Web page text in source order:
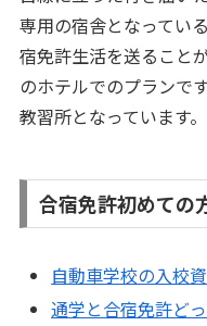
専用の宿舎となってい
宿免許生活を送ること
のホテルでのプランで
教習所となっています。
合宿免許初めての
自動車学校の入校
通学と合宿免許ど